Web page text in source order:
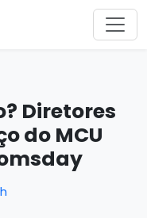
Diretores
do MCU